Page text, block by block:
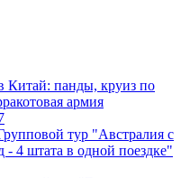
Китай: панды, круиз по
армия
тур "Австралия с
- 4 штата в одной поездке"